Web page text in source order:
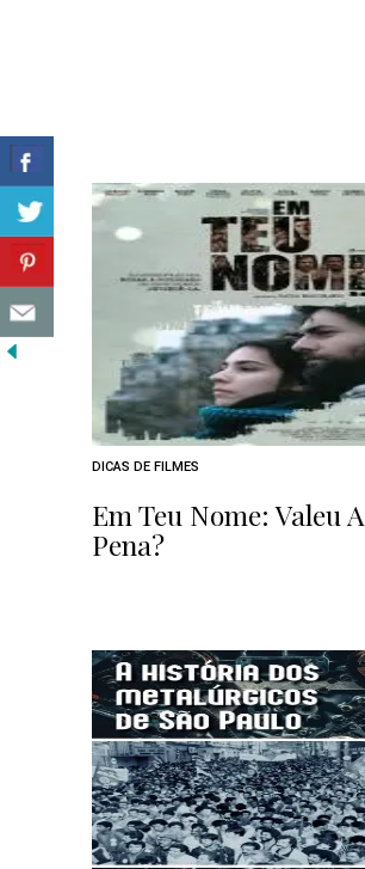
DICAS DE FILMES
Em Teu Nome: Valeu A
Pena?